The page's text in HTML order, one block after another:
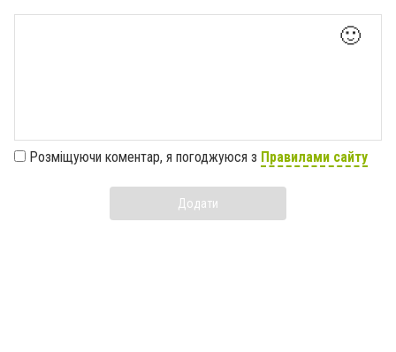
🙂
Розміщуючи коментар, я погоджуюся з Правилами сайту
Додати